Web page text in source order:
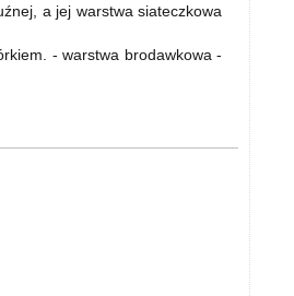
a jej warstwa siateczkowa
- warstwa brodawkowa -